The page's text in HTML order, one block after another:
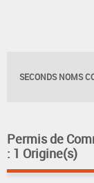
SECONDS NOMS
Permis de
: 1 Origine(s)